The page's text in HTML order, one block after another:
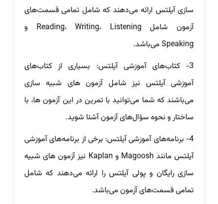
سازی آیلتس ارائه می‌دهند که شامل تمامی قسمت‌های
آزمون شامل Reading، Writing، Listening و
Speaking می‌باشد.
3- کتاب‌های آموزشی آیلتس: بسیاری از کتاب‌های
آموزشی آیلتس نیز شامل آزمون های شبیه سازی
می‌باشند که شما می‌توانید با تمرین در این آزمون ها، با
ساختار و نحوه سؤال‌های آزمون آشنا شوید.
4- برنامه‌های آموزشی آیلتس: برخی از برنامه‌های آموزشی
آیلتس مانند Magoosh و Kaplan نیز آزمون های شبیه
سازی رایگان و پولی آیلتس را ارائه می‌دهند که شامل
تمامی قسمت‌های آزمون می‌باشد.